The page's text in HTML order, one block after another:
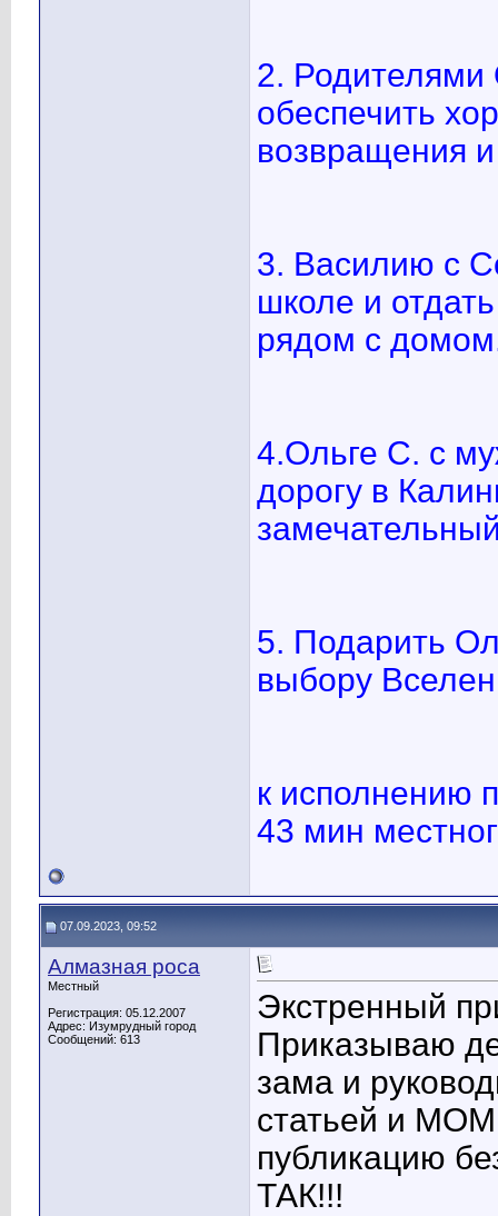
2. Родителями
обеспечить
возвращения
3. Василию с
школе и
рядом с
4.Ольге С. с
дорогу в
5. Подарить
выбору
к исполнению
43 мин
07.09.2023, 09:52
Алмазная роса
Местный
Регистрация: 05.12.2007
Адрес: Изумрудный город
Сообщений: 613
Экстренный
Приказываю
зама и
статьей и
публикацию
ТАК!!!